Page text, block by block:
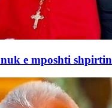
e mposhti shpirtin